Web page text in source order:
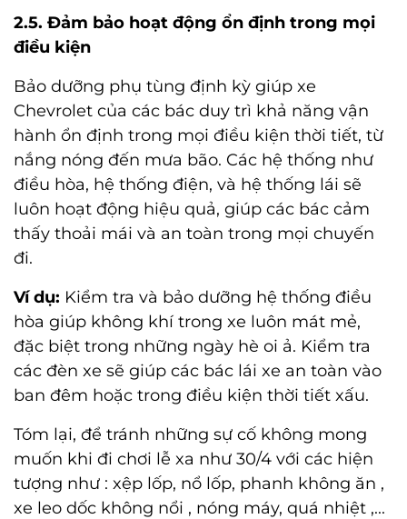
2.5. Đảm bảo hoạt động ổn định trong mọi
điều kiện
Bảo dưỡng phụ tùng định kỳ giúp xe
Chevrolet của các bác duy trì khả năng vận
hành ổn định trong mọi điều kiện thời tiết, từ
nắng nóng đến mưa bão. Các hệ thống như
điều hòa, hệ thống điện, và hệ thống lái sẽ
luôn hoạt động hiệu quả, giúp các bác cảm
thấy thoải mái và an toàn trong mọi chuyến
đi.
Ví dụ: Kiểm tra và bảo dưỡng hệ thống điều
hòa giúp không khí trong xe luôn mát mẻ,
đặc biệt trong những ngày hè oi ả. Kiểm tra
các đèn xe sẽ giúp các bác lái xe an toàn vào
ban đêm hoặc trong điều kiện thời tiết xấu.
Tóm lại, để tránh những sự cố không mong
muốn khi đi chơi lễ xa như 30/4 với các hiện
tượng như : xệp lốp, nổ lốp, phanh không ăn ,
xe leo dốc không nổi , nóng máy, quá nhiệt ,...